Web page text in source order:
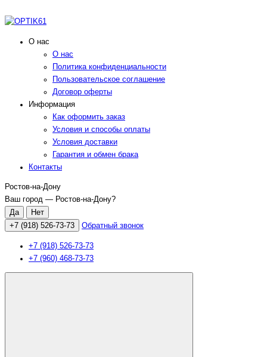
О нас
О нас
Политика конфиденциальности
Пользовательское соглашение
Договор оферты
Информация
Как оформить заказ
Условия и способы оплаты
Условия доставки
Гарантия и обмен брака
Контакты
Ростов-на-Дону
Ваш город — Ростов-на-Дону?
+7 (918) 526-73-73 Обратный звонок
+7 (918) 526-73-73
+7 (960) 468-73-73